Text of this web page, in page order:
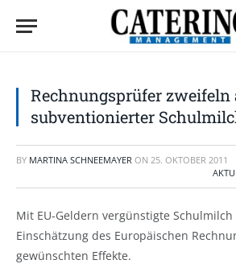
Rechnungsprüfer zweifeln
subventionierter
BY MARTINA SCHNEEMAYER ON 25. OKTOBER 2011
Mit EU-Geldern vergünstigte
Einschätzung des Europäischen
gewünschten Effekte.